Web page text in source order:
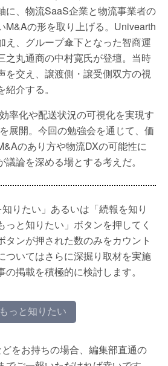
に、物流SaaS企業と物流事業者の
M&Aの形を取り上げる。Univearth
え、グループ傘下となった智商運
之丸通商の中村寛氏が登壇。当時
を交え、譲渡側・譲受側双方の視
介する。
率化や配送状況の可視化を実現す
展開。今回の勉強会を通じて、価
のあり方や物流DXの可能性に
論を深める場とする考えだ。
りたい」あるいは「続報を知り
っと知りたい」ボタンを押してく
タンが押された数のみをカウント
ついてはさらに深掘り取材を実施
掲載を積極的に検討します。
もっと知りたい
をお持ちの場合、編集部直通の